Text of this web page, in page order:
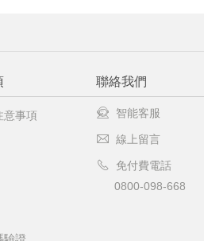
意事項
聯絡我們
智能客服
線上留言
免付費電話
0800-098-668